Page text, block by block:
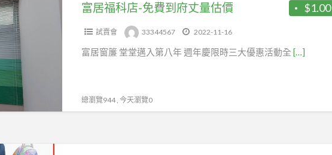
$1.00
富居福科店-免費到府丈量估價
試賣會 33344567 2022-11-16
富居窗簾 堂堂邁入第八年 週年慶限時三大優惠活動全 […]
總瀏覽944 , 今天瀏覽0